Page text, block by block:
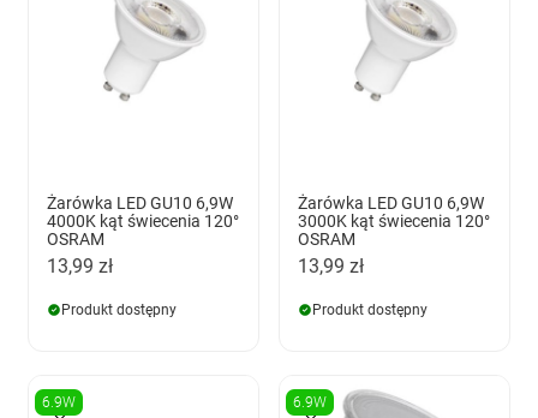
Żarówka LED GU10 6,9W
4000K kąt świecenia 120°
OSRAM
13,99 zł
Produkt dostępny
Żarówka LED GU10 6,9W
3000K kąt świecenia 120°
OSRAM
13,99 zł
Produkt dostępny
6.9W
6.9W